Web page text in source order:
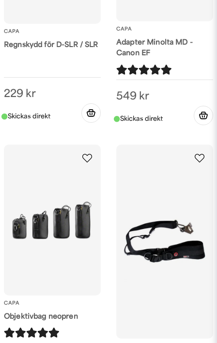
CAPA
Regnskydd för D-SLR / SLR
229 kr
CAPA
Adapter Minolta MD -
Canon EF
549 kr
CAPA
Objektivbag neopren